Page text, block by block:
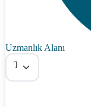
Uzmanlık Alanı
Tümü